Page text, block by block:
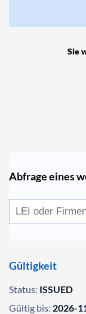
Sie
Abfrage eines
Gültigkeit
Status: ISSUED
Gültig bis: 2026-